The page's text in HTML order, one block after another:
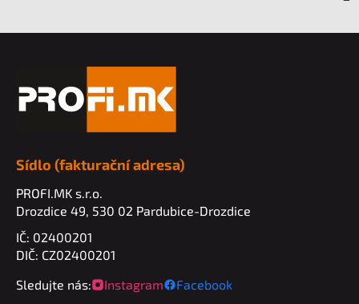
Sídlo (fakturační adresa)
PROFI.MK s.r.o.
Drozdice 49, 530 02 Pardubice-Drozdice
IČ: 02400201
DIČ: CZ02400201
Sledujte nás:
Instagram Facebook